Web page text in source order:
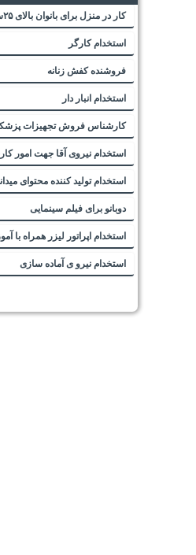
کار در منزل برای بانوان بالای ۲۵سال
استخدام کارگر
فروشنده کفش زنانه
استخدام انبار دار
کارشناس فروش تجهیزات
استخدام نیروی آقا جهت امور
استخدام تولید کننده محتوای
دوبانو برای فیلم سینمایی
استخدام اپراتور لیزر همراه با
استخدام نیرو ی آماده سازی